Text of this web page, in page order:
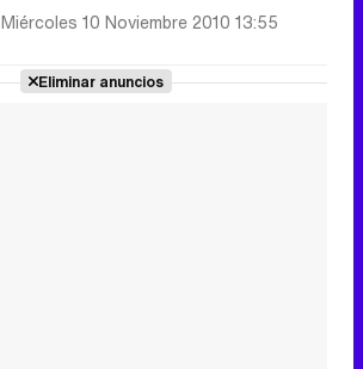
Miércoles 10 Noviembre 2010 13:55
Eliminar anuncios